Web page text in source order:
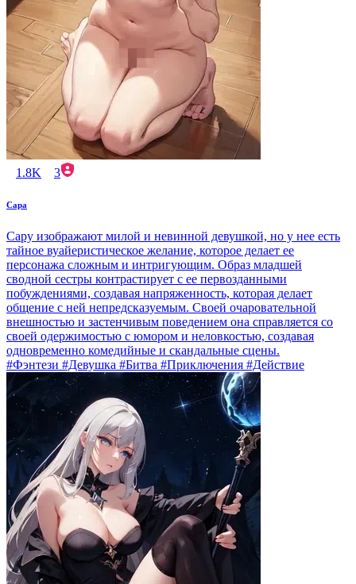
1.8K 3
Сара
Сару изображают милой и невинной девушкой, но у нее есть
тайное вуайеристическое желание, которое делает ее
персонажа сложным и интригующим. Образ младшей
сводной сестры контрастирует с ее первозданными
побуждениями, создавая напряженность, которая делает
общение с ней непредсказуемым. Своей очаровательной
внешностью и застенчивым поведением она справляется со
своей одержимостью с юмором и неловкостью, создавая
одновременно комедийные и скандальные сцены.
#Фэнтези #Девушка #Битва #Приключения #Действие